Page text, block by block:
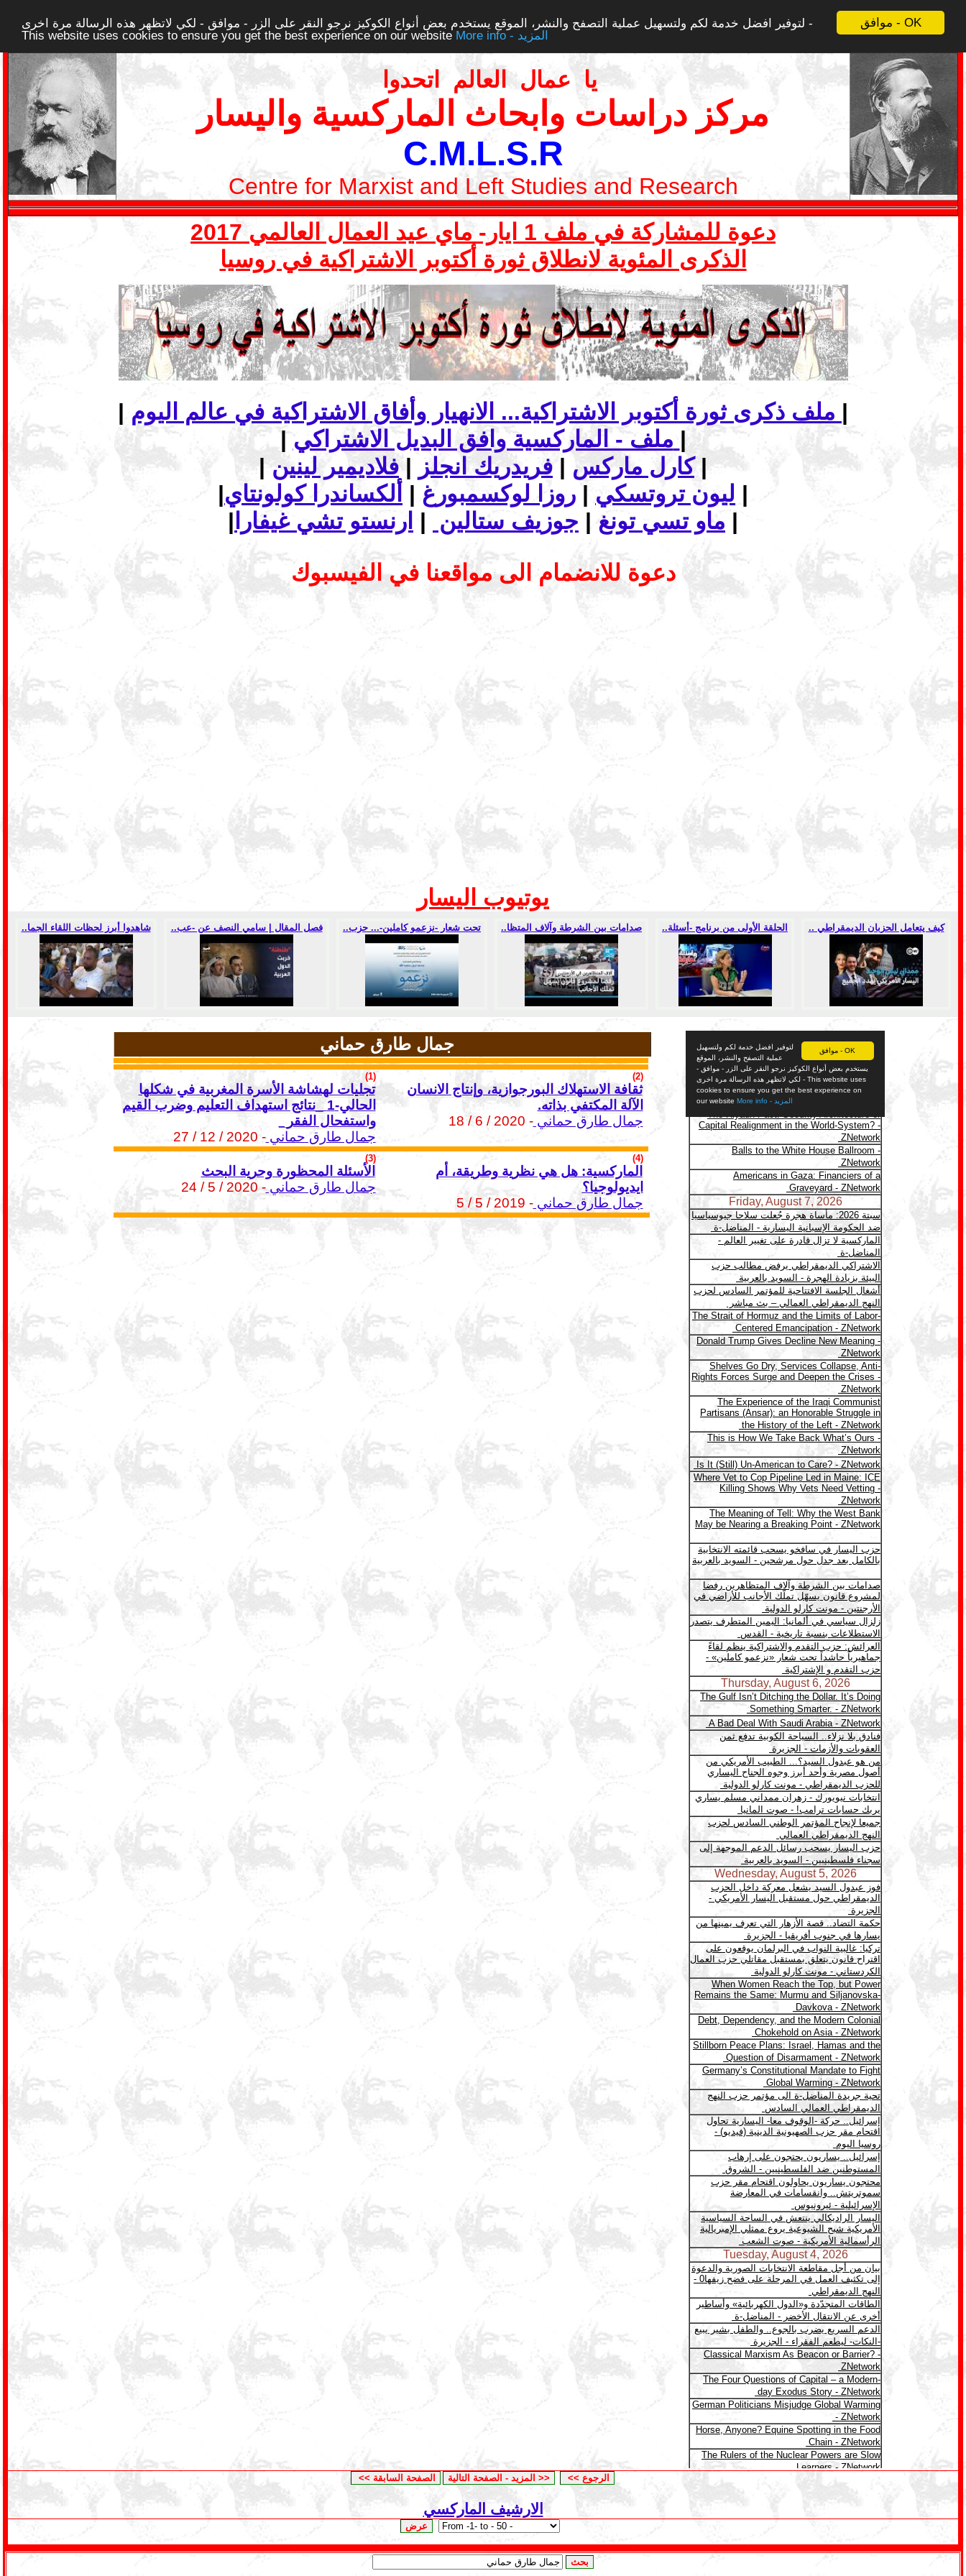
موافق - OK
لتوفير افضل خدمة لكم ولتسهيل عملية التصفح والنشر، الموقع يستخدم بعض أنواع الكوكيز نرجو النقر على الزر - موافق - لكي لاتظهر هذه الرسالة مرة اخرى -
This website uses cookies to ensure you get the best experience on our website
More info - المزيد
يا عمال العالم اتحدوا
مركز دراسات وابحاث الماركسية واليسار
C.M.L.S.R
Centre for Marxist and Left Studies and Research
دعوة للمشاركة في ملف 1 ايار- ماي عيد العمال العالمي 2017
الذكرى المئوية لانطلاق ثورة أكتوبر الاشتراكية في روسيا
|
|
|
|
|
كارل ماركس | فريدريك انجلز |فلاديمير لينين
|
|
ليون تروتسكي | روزا لوكسمبورغ | ألكساندرا كولونتاي
|
|
ماو تسي تونغ | جوزيف ستالين | ارنستو تشي غيفارا
|
دعوة للانضمام الى مواقعنا في الفيسبوك
يوتيوب اليسار
شاهدوا أبرز لحظات اللقاء الجما.. فصل المقال | سامي النصف عن -عب.. تحت شعار -نزعمو كاملين-... حزب.. صدامات بين الشرطة وآلاف المتظا.. الحلقة الأولى من برنامج -أسئلة.. كيف يتعامل الحزبان الديمقراطي ..
جمال طارق حماني
(1)
تجليات لهشاشة الأسرة المغربية في شكلها
الحالي-1 _نتائج استهداف التعليم وضرب القيم
واستفحال الفقر_
جمال طارق حماني- 2020 / 12 / 27
(2)
ثقافة الاستهلاك البورجوازية، وإنتاج الانسان
الآلة المكتفي بذاته.
جمال طارق حماني- 2020 / 6 / 18
(3)
الأسئلة المحظورة وحرية البحث
جمال طارق حماني- 2020 / 5 / 24
(4)
الماركسية: هل هي نظرية وطريقة، أم
ايديولوجيا؟
جمال طارق حماني- 2019 / 5 / 5
الارشيف الماركسي